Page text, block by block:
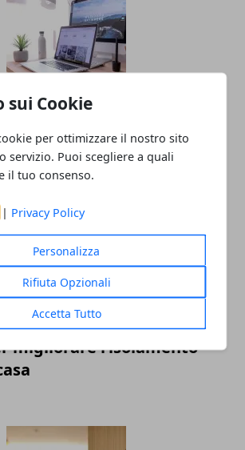
sui Cookie
per ottimizzare il nostro sito
servizio. Puoi scegliere a quali
il tuo consenso.
| Privacy Policy
Personalizza
Rifiuta Opzionali
Accetta Tutto
tua presenza digitale
migliorare l’isolamento